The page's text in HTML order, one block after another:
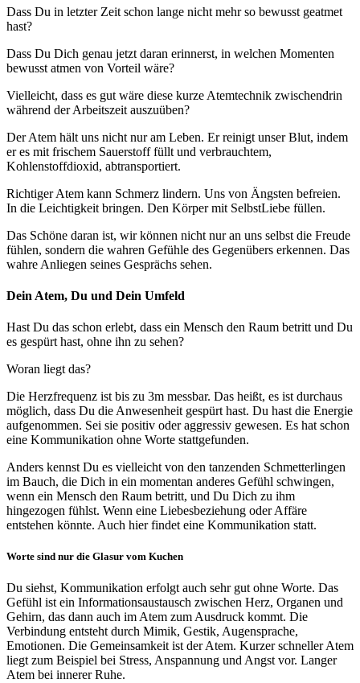
Dass Du in letzter Zeit schon lange nicht mehr so bewusst geatmet
hast?
Dass Du Dich genau jetzt daran erinnerst, in welchen Momenten
bewusst atmen von Vorteil wäre?
Vielleicht, dass es gut wäre diese kurze Atemtechnik zwischendrin
während der Arbeitszeit auszuüben?
Der Atem hält uns nicht nur am Leben. Er reinigt unser Blut, indem
er es mit frischem Sauerstoff füllt und verbrauchtem,
Kohlenstoffdioxid, abtransportiert.
Richtiger Atem kann Schmerz lindern. Uns von Ängsten befreien.
In die Leichtigkeit bringen. Den Körper mit SelbstLiebe füllen.
Das Schöne daran ist, wir können nicht nur an uns selbst die Freude
fühlen, sondern die wahren Gefühle des Gegenübers erkennen. Das
wahre Anliegen seines Gesprächs sehen.
Dein Atem, Du und Dein Umfeld
Hast Du das schon erlebt, dass ein Mensch den Raum betritt und Du
es gespürt hast, ohne ihn zu sehen?
Woran liegt das?
Die Herzfrequenz ist bis zu 3m messbar. Das heißt, es ist durchaus
möglich, dass Du die Anwesenheit gespürt hast. Du hast die Energie
aufgenommen. Sei sie positiv oder aggressiv gewesen. Es hat schon
eine Kommunikation ohne Worte stattgefunden.
Anders kennst Du es vielleicht von den tanzenden Schmetterlingen
im Bauch, die Dich in ein momentan anderes Gefühl schwingen,
wenn ein Mensch den Raum betritt, und Du Dich zu ihm
hingezogen fühlst. Wenn eine Liebesbeziehung oder Affäre
entstehen könnte. Auch hier findet eine Kommunikation statt.
Worte sind nur die Glasur vom Kuchen
Du siehst, Kommunikation erfolgt auch sehr gut ohne Worte. Das
Gefühl ist ein Informationsaustausch zwischen Herz, Organen und
Gehirn, das dann auch im Atem zum Ausdruck kommt. Die
Verbindung entsteht durch Mimik, Gestik, Augensprache,
Emotionen. Die Gemeinsamkeit ist der Atem. Kurzer schneller Atem
liegt zum Beispiel bei Stress, Anspannung und Angst vor. Langer
Atem bei innerer Ruhe.